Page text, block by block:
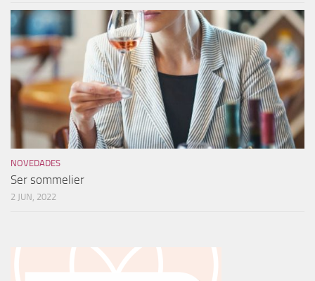
NOVEDADES
Ser sommelier
2 JUN, 2022